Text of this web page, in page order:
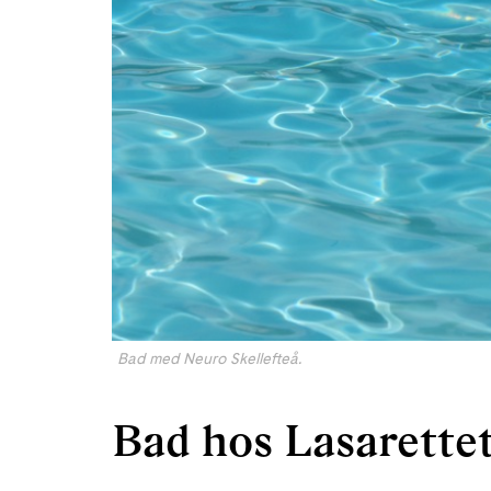
Bad med Neuro Skellefteå.
Bad hos